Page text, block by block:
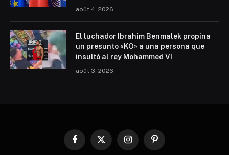
août 4, 2026
El luchador Ibrahim Benmalek propina
un presunto «KO» a una persona que
insultó al rey Mohammed VI
août 3, 2026
Facebook
X
InstagramPinterest